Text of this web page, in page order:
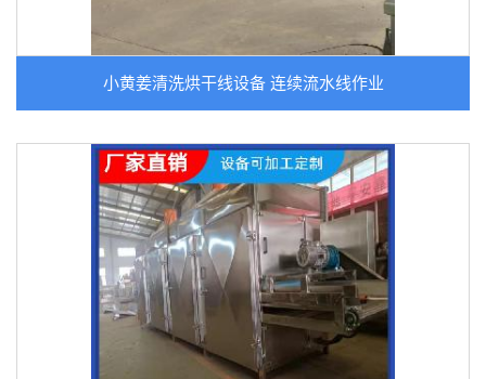
小黄姜清洗烘干线设备 连续流水线作业